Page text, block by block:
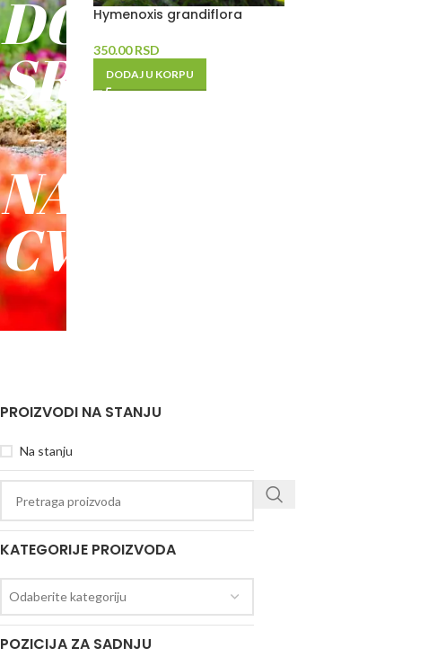
DO
SREĆE
-
NAŠE
CVEĆE
Hymenoxis grandiflora
350.00RSD
DODAJ U KORPU
PROIZVODI NA STANJU
Na stanju
KATEGORIJE PROIZVODA
Odaberite kategoriju
POZICIJA ZA SADNJU